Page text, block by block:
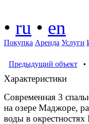
• ru • en
Покупка Аренда Услуги
Предыдущий объект
Характеристики
Современная 3
на озере Маджоре,
воды в